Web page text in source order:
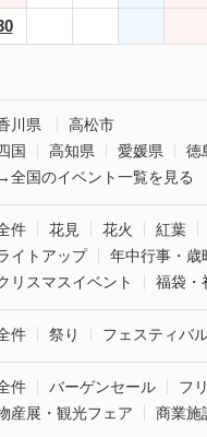
川県
高松市
国
高知県 愛媛県
徳
全国のイベント一覧を見る
件 花見 花火 紅葉
イトアップ
年中行事・歳
リスマスイベント
福袋・
件 祭り フェスティバ
件 バーゲンセール フ
産展・観光フェア
商業施